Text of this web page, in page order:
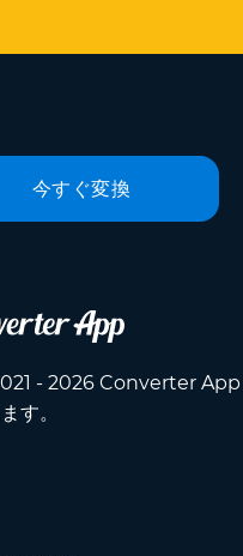
今すぐ変換
- 2026 Converter App
す。